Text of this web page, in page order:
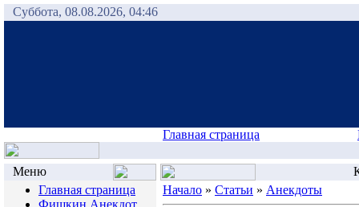
Суббота, 08.08.2026, 04:46
Главная страница
Меню
Главная страница
Фишкин Анекдот
Начало » Статьи » Анекдоты